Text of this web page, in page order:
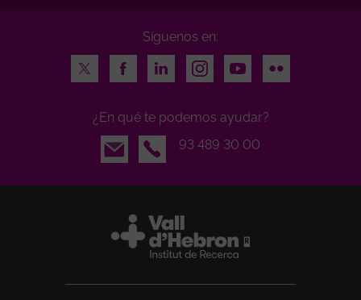
Síguenos en:
Twitter
FacebookLinkedInInstagramYoutubeFlickr
¿En qué te podemos ayudar?
Email
93 489 30 00